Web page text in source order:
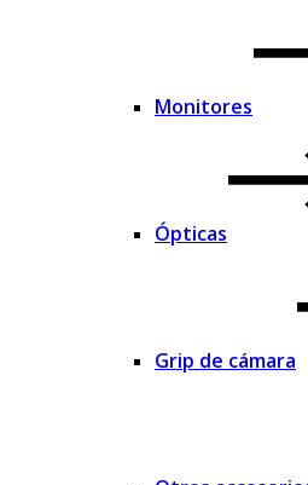
Monitores
Ópticas
Grip de cámara